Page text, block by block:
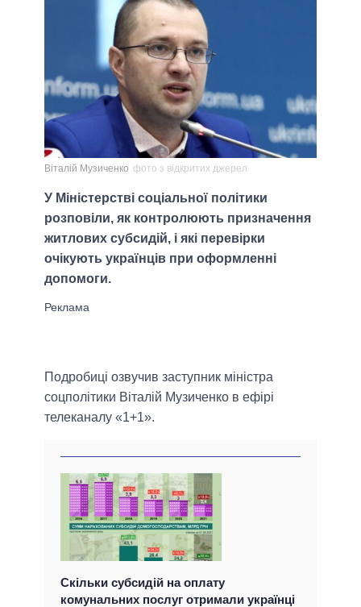
Віталій Музиченко фото з відкритих джерел
У Міністерстві соціальної політики
розповіли, як контролюють призначення
житлових субсидій, і які перевірки
очікують українців при оформленні
допомоги.
Подробиці озвучив заступник міністра
соцполітики Віталій Музиченко в ефірі
телеканалу «1+1».
Скільки субсидій на оплату
комунальних послуг отримали українці